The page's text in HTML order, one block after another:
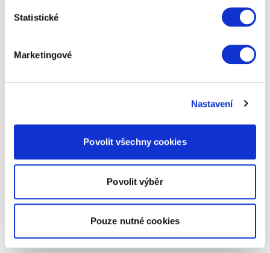
Statistické
Marketingové
Nastavení
Povolit všechny cookies
Povolit výběr
Pouze nutné cookies